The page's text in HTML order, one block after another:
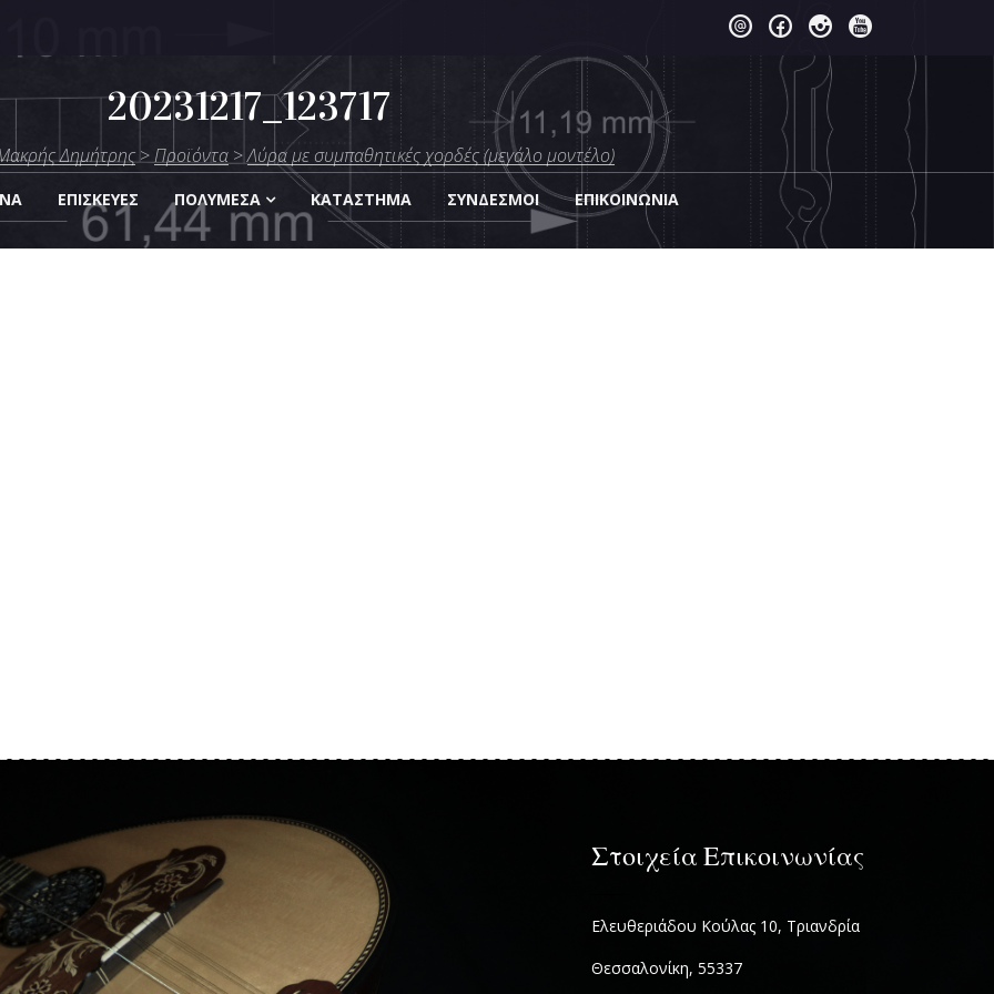
ΕΠΙΣΚΕΎΕΣ ΠΟΛΥΜΈΣΑ KΑΤΆΣΤΗΜΑ ΣΎΝΔΕΣΜΟΙ EΠΙΚΟΙΝΩΝΊΑ
20231217_123717
Δημήτρης>Προϊόντα>Λύρα με συμπαθητικές χορδές (μεγάλο μοντέλο)
Στοιχεία Επικοινωνίας
Ελευθεριάδου Κούλας 10, Τριανδρία
Θεσσαλονίκη, 55337